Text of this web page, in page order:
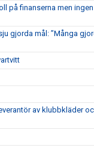
på finanserna men ingen
gjorda mål: ”Många
av klubbkläder